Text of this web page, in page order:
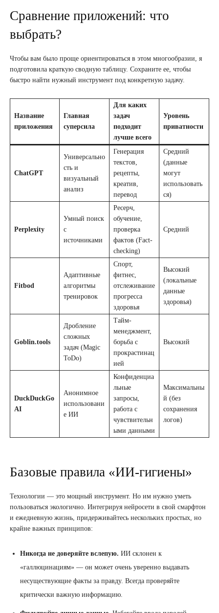
Сравнение приложений: что
выбрать?
Чтобы вам было проще ориентироваться в этом многообразии, я
подготовила краткую сводную таблицу. Сохраните ее, чтобы
быстро найти нужный инструмент под конкретную задачу.
Название
приложения
Главная
суперсила
Для каких
задач
подходит
лучше всего
Уровень
приватности
ChatGPT
Универсально
сть и
визуальный
анализ
Генерация
текстов,
рецепты,
креатив,
перевод
Средний
(данные
могут
использовать
ся)
Perplexity
Умный поиск
с
источниками
Ресерч,
обучение,
проверка
фактов (Fact-
checking)
Средний
Fitbod
Адаптивные
алгоритмы
тренировок
Спорт,
фитнес,
отслеживание
прогресса
здоровья
Высокий
(локальные
данные
здоровья)
Goblin.tools
Дробление
сложных
задач (Magic
ToDo)
Тайм-
менеджмент,
борьба с
прокрастинац
ией
Высокий
DuckDuckGo
AI
Анонимное
использовани
е ИИ
Конфиденциа
льные
запросы,
работа с
чувствительн
ыми данными
Максимальны
й (без
сохранения
логов)
Базовые правила «ИИ-гигиены»
Технологии — это мощный инструмент. Но им нужно уметь
пользоваться экологично. Интегрируя нейросети в свой смарфтон
и ежедневную жизнь, придерживайтесь нескольких простых, но
крайне важных принципов:
Никогда не доверяйте вслепую. ИИ склонен к
«галлюцинациям» — он может очень уверенно выдавать
несуществующие факты за правду. Всегда проверяйте
критически важную информацию.